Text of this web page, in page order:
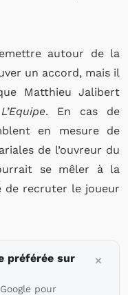
autour de la
un accord, mais il
Matthieu Jalibert
L’Equipe. En cas de
en mesure de
de l’ouvreur du
se mêler à la
de recruter le joueur
préférée sur
pour